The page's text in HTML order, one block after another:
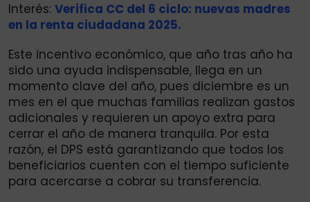
Interés: Verifica CC del 6 ciclo: nuevas madres
en la renta ciudadana 2025.
Este incentivo económico, que año tras año ha
sido una ayuda indispensable, llega en un
momento clave del año, pues diciembre es un
mes en el que muchas familias realizan gastos
adicionales y requieren un apoyo extra para
cerrar el año de manera tranquila. Por esta
razón, el DPS está garantizando que todos los
beneficiarios cuenten con el tiempo suficiente
para acercarse a cobrar su transferencia.